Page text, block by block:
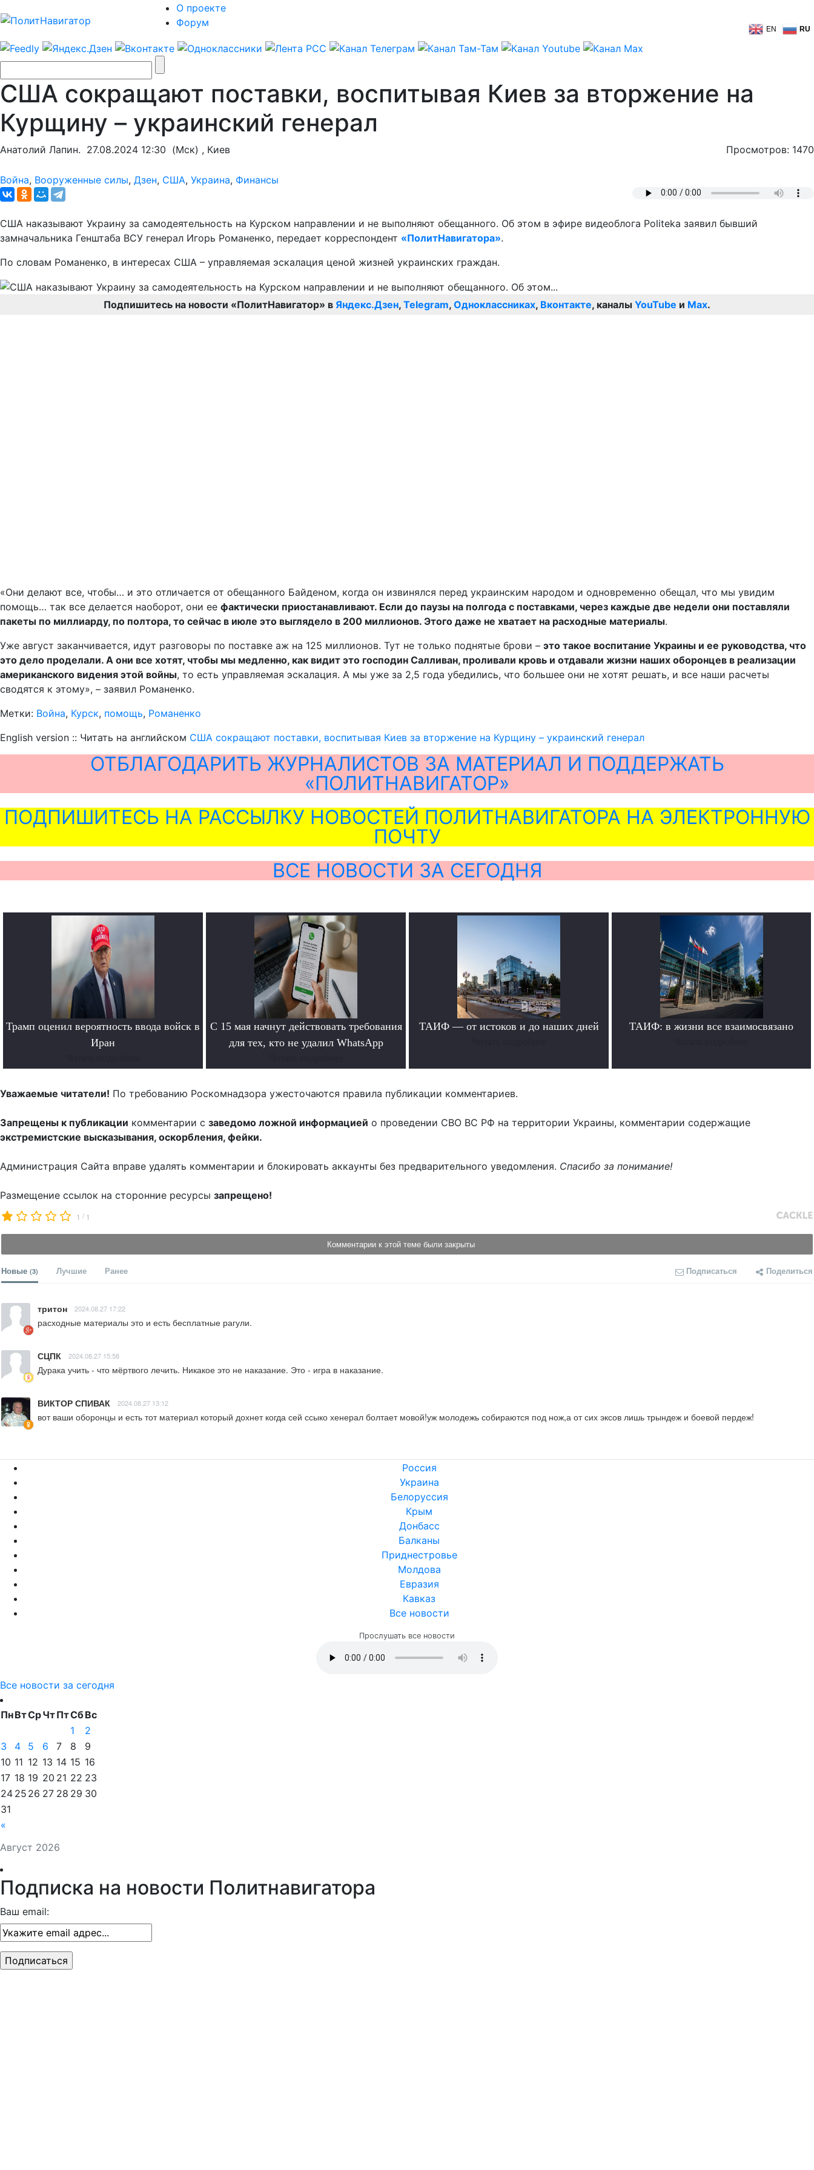
О проекте
Форум
EN RU
США сокращают поставки, воспитывая Киев за вторжение на
Курщину – украинский генерал
Анатолий Лапин. 27.08.2024 12:30 (Мск) , Киев Просмотров: 1470
Война, Вооруженные силы, Дзен, США, Украина, Финансы
США наказывают Украину за самодеятельность на Курском направлении и не выполняют обещанного. Об этом в эфире видеоблога Politeka заявил бывший
замначальника Генштаба ВСУ генерал Игорь Романенко, передает корреспондент «ПолитНавигатора».
По словам Романенко, в интересах США – управляемая эскалация ценой жизней украинских граждан.
Подпишитесь на новости «ПолитНавигатор» в Яндекс.Дзен, Telegram, Одноклассниках, Вконтакте, каналы YouTube и Max.
«Они делают все, чтобы… и это отличается от обещанного Байденом, когда он извинялся перед украинским народом и одновременно обещал, что мы увидим
помощь… так все делается наоборот, они ее фактически приостанавливают. Если до паузы на полгода с поставками, через каждые две недели они поставляли
пакеты по миллиарду, по полтора, то сейчас в июле это выглядело в 200 миллионов. Этого даже не хватает на расходные материалы.
Уже август заканчивается, идут разговоры по поставке аж на 125 миллионов. Тут не только поднятые брови – это такое воспитание Украины и ее руководства, что
это дело проделали. А они все хотят, чтобы мы медленно, как видит это господин Салливан, проливали кровь и отдавали жизни наших оборонцев в реализации
американского видения этой войны, то есть управляемая эскалация. А мы уже за 2,5 года убедились, что большее они не хотят решать, и все наши расчеты
сводятся к этому», – заявил Романенко.
Метки: Война, Курск, помощь, Романенко
English version :: Читать на английском США сокращают поставки, воспитывая Киев за вторжение на Курщину – украинский генерал
ОТБЛАГОДАРИТЬ ЖУРНАЛИСТОВ ЗА МАТЕРИАЛ И ПОДДЕРЖАТЬ
«ПОЛИТНАВИГАТОР»
ПОДПИШИТЕСЬ НА РАССЫЛКУ НОВОСТЕЙ ПОЛИТНАВИГАТОРА НА ЭЛЕКТРОННУЮ
ПОЧТУ
ВСЕ НОВОСТИ ЗА СЕГОДНЯ
Трамп оценил вероятность ввода войск в
Иран
С 15 мая начнут действовать требования
для тех, кто не удалил WhatsApp
ТАИФ — от истоков и до наших дней ТАИФ: в жизни все взаимосвязано
Уважаемые читатели! По требованию Роскомнадзора ужесточаются правила публикации комментариев.
Запрещены к публикации комментарии с заведомо ложной информацией о проведении СВО ВС РФ на территории Украины, комментарии содержащие
экстремистские высказывания, оскорбления, фейки.
Администрация Сайта вправе удалять комментарии и блокировать аккаунты без предварительного уведомления. Спасибо за понимание!
Размещение ссылок на сторонние ресурсы запрещено!
1 / 1
Комментарии к этой теме были закрыты
Новые (3) Лучшие Ранее Подписаться Поделиться
тритон 2024.08.27 17:22
расходные материалы это и есть бесплатные рагули.
СЦПК 2024.08.27 15:58
Дурака учить - что мёртвого лечить. Никакое это не наказание. Это - игра в наказание.
ВИКТОР СПИВАК 2024.08.27 13:12
вот ваши оборонцы и есть тот материал который дохнет когда сей ссыко хенерал болтает мовой!уж молодежь собираются под нож,а от сих эксов лишь трындеж и боевой пердеж!
Россия
Украина
Белоруссия
Крым
Донбасс
Балканы
Приднестровье
Молдова
Евразия
Кавказ
Все новости
Прослушать все новости
Все новости за сегодня
Август 2026
ПнВтСрЧтПтСбВс
«
1
2
3
4 5 6 7 8
9
10 11 12 13 14 15 16
17 18 19 20 21 22 23
24 25 26 27 28 29 30
31
Подписка на новости Политнавигатора
Ваш email: